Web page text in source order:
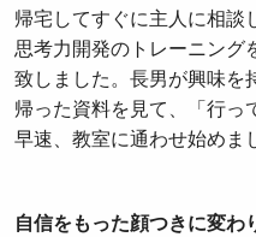
帰宅してすぐに主人に相談
思考力開発のトレーニング
致しました。長男が興味を
帰った資料を見て、「行っ
早速、教室に通わせ始めま
自信をもった顔つきに変わ